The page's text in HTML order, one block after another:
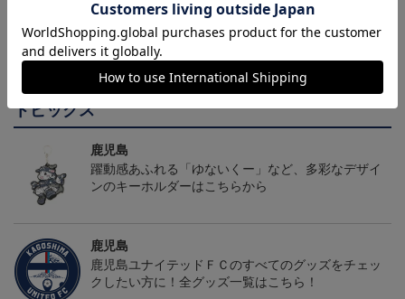
鹿児島ユナイテッドFC
バクーダ タオルマフラ
2,500円
26/27オーセンティックユ
ニフォーム（FP1st）
13,200円～17,600円
鹿児島ユナイテッドFC
4,950円
トピックス
鹿児島
躍動感あふれる「ゆないくー」など、多彩なデザイ
ンのキーホルダーはこちらから
鹿児島
鹿児島ユナイテッドＦＣのすべてのグッズをチェッ
クしたい方に！全グッズ一覧はこちら！